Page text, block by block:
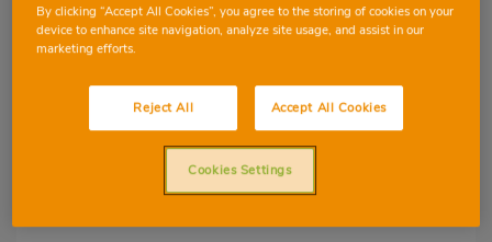
By clicking “Accept All Cookies”, you agree to the storing of cookies on your
device to enhance site navigation, analyze site usage, and assist in our
marketing efforts.
Reject All Accept All Cookies
Cookies Settings